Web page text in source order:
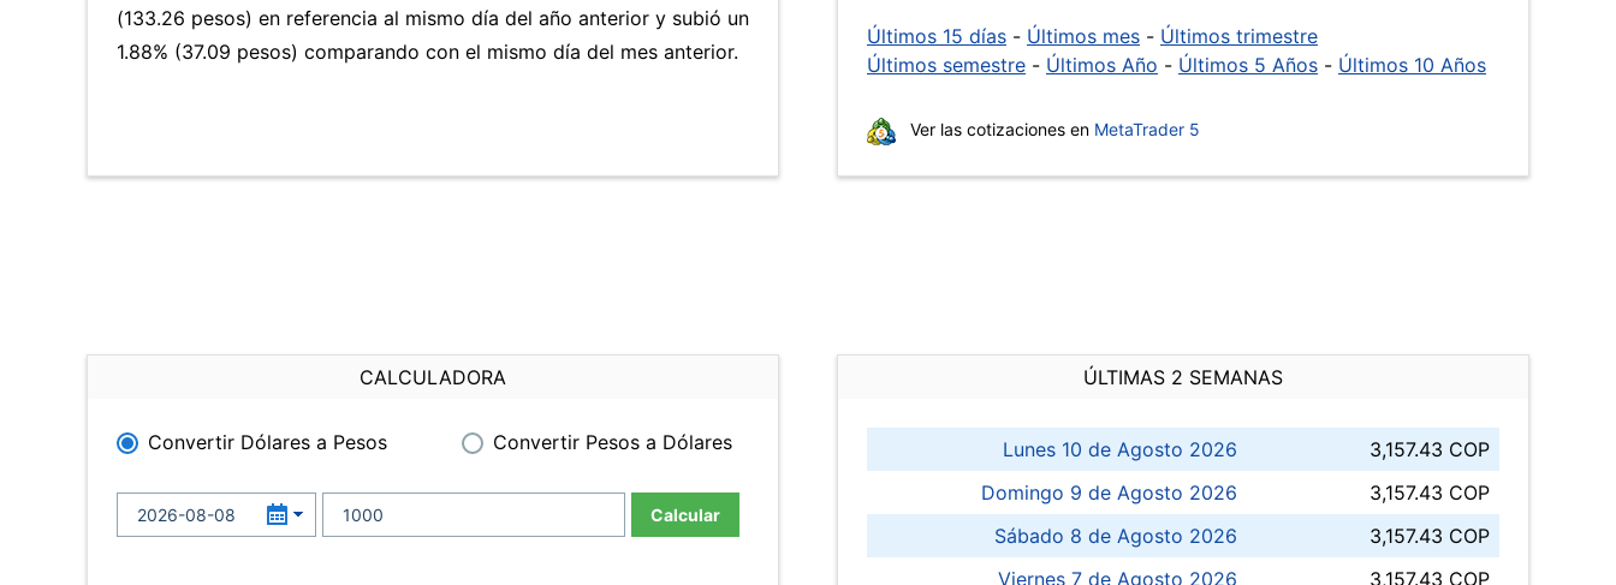
(133.26 pesos) en referencia al mismo día del año anterior y subió un
1.88% (37.09 pesos) comparando con el mismo día del mes anterior.
Últimos 15 días - Últimos mes - Últimos trimestre
Últimos semestre - Últimos Año - Últimos 5 Años - Últimos 10 Años
Ver las cotizaciones en MetaTrader 5
CALCULADORA
Convertir Dólares a Pesos Convertir Pesos a Dólares
Calcular
ÚLTIMAS 2 SEMANAS
Lunes 10 de Agosto 2026
3,157.43 COP
Domingo 9 de Agosto 2026
3,157.43 COP
Sábado 8 de Agosto 2026
3,157.43 COP
Viernes 7 de Agosto 2026
3,157.43 COP